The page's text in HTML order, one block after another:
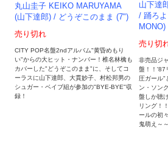
丸山圭子 KEIKO MARUYAMA
(山下達郎) / どうぞこのまま (7")
売り切れ
CITY POP名盤2ndアルバム"黄昏めもり
い"からの大ヒット・ナンバー！椎名林檎も
カバーした"どうぞこのまま"に、そしてコ
ーラスに山下達郎、大貫妙子、村松邦男の
シュガー・ベイブ組が参加の"BYE-BYE"収
録！
山下達
/ 踊ろ
MONO)
売り切
非売品ジ
盤！！'87
圧ガール"
ン・ソン
盤しか聴
リング！
ールの初
鬼萌え～